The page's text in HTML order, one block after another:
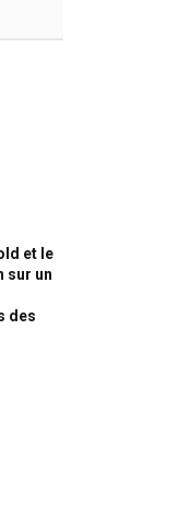
et le
sur un
des